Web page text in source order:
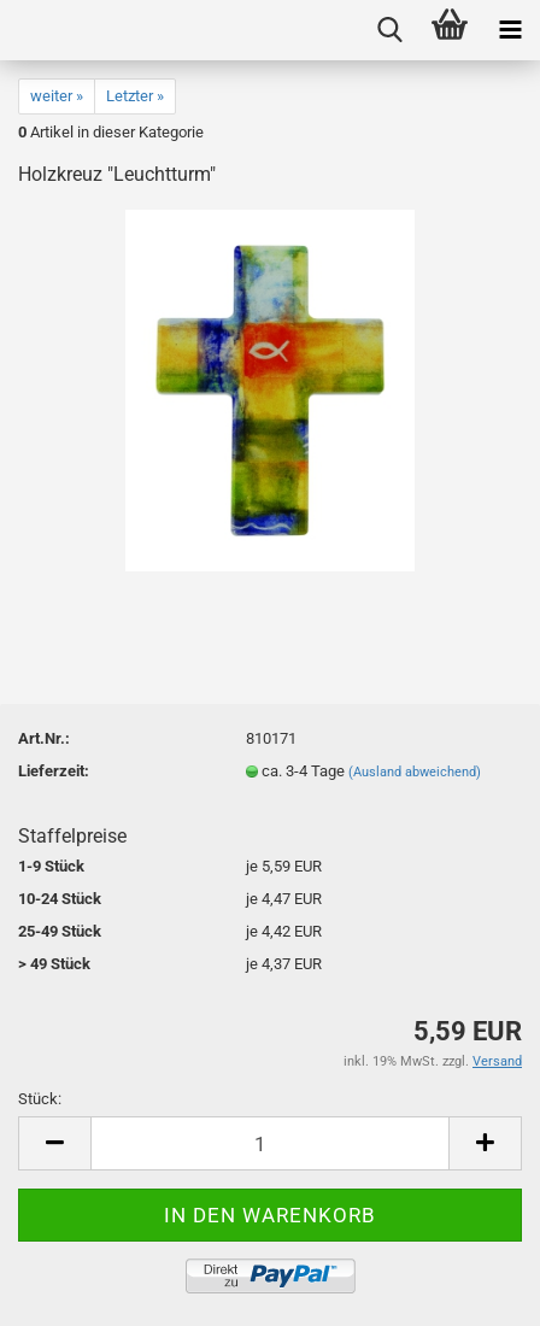
weiter »
Letzter »
0 Artikel in dieser Kategorie
Holzkreuz "Leuchtturm"
Art.Nr.:
810171
Lieferzeit:
ca. 3-4 Tage(Ausland abweichend)
Staffelpreise
1-9 Stück
je 5,59 EUR
10-24 Stück
je 4,47 EUR
25-49 Stück
je 4,42 EUR
> 49 Stück
je 4,37 EUR
5,59 EUR
inkl. 19% MwSt. zzgl. Versand
Stück: